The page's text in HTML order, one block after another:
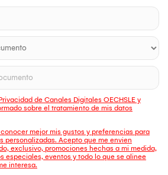
de Canales Digitales OECHSLE y
sobre el tratamiento de mis datos
conocer mejor mis gustos y preferencias para
personalizadas. Acepto que me envien
exclusivo, promociones hechas a mi medida,
especiales, eventos y todo lo que se alinee
interesa.